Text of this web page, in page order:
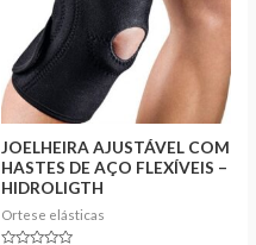
JOELHEIRA AJUSTÁVEL COM
HASTES DE AÇO FLEXÍVEIS –
HIDROLIGTH
Ortese elásticas